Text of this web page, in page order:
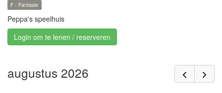
F - Fantasie
Peppa's speelhuis
Login om te lenen / reserveren
augustus 2026